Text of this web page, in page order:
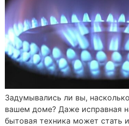
Задумывались ли вы,
вашем доме? Даже исправная
бытовая техника может стать